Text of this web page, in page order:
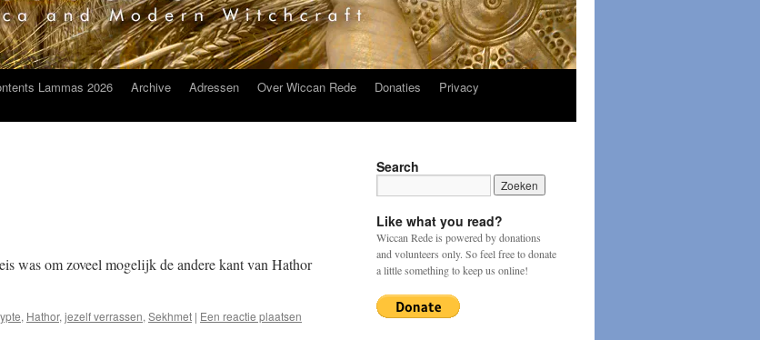
Lammas 2026 Archive Adressen Over Wiccan Rede Donaties Privacy
was om zoveel mogelijk de andere kant van Hathor
, Hathor, jezelf verrassen, Sekhmet | Een reactie plaatsen
Search
Like what you read?
Wiccan Rede is powered by donations
and volunteers only. So feel free to donate
a little something to keep us online!